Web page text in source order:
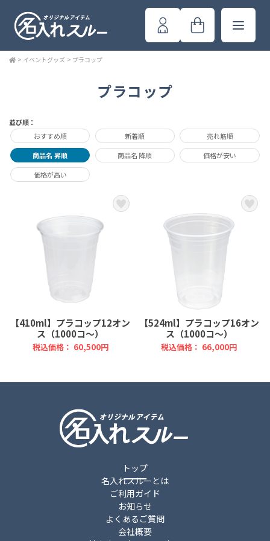
> イベントグッズ > プラコップ
プラコップ
並び順：
おすすめ順
新着順 売れ筋順
商品名 昇順 商品名 降順 価格が安い
価格が高い
【410ml】プラコップ12オン
ス（1000コ～）
税込価格： 60,500円
【524ml】プラコップ16オン
ス（1000コ～）
税込価格： 66,000円
トップ
名入れスルーとは
ご利用ガイド
お知らせ
よくあるご質問
会社概要